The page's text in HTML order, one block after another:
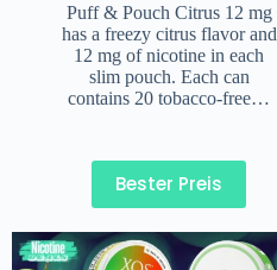
Puff & Pouch Citrus 12 mg
has a freezy citrus flavor and
12 mg of nicotine in each
slim pouch. Each can
contains 20 tobacco-free…
Bester Preis